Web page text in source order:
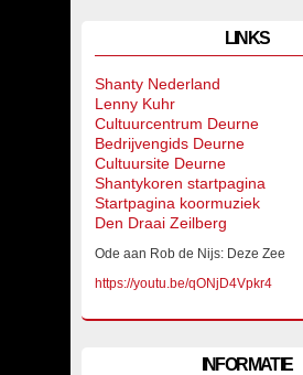
LINKS
Shanty Nederland
Lenny Kuhr
Cultuurcentrum Deurne
Bedrijvengids Deurne
Cultuursite Deurne
Shantykoren startpagina
Startpagina koormuziek
Den Draai Zeilberg
Ode aan Rob de Nijs: Deze Zee
https://youtu.be/qONjD4Vpkr4
INFORMATIE